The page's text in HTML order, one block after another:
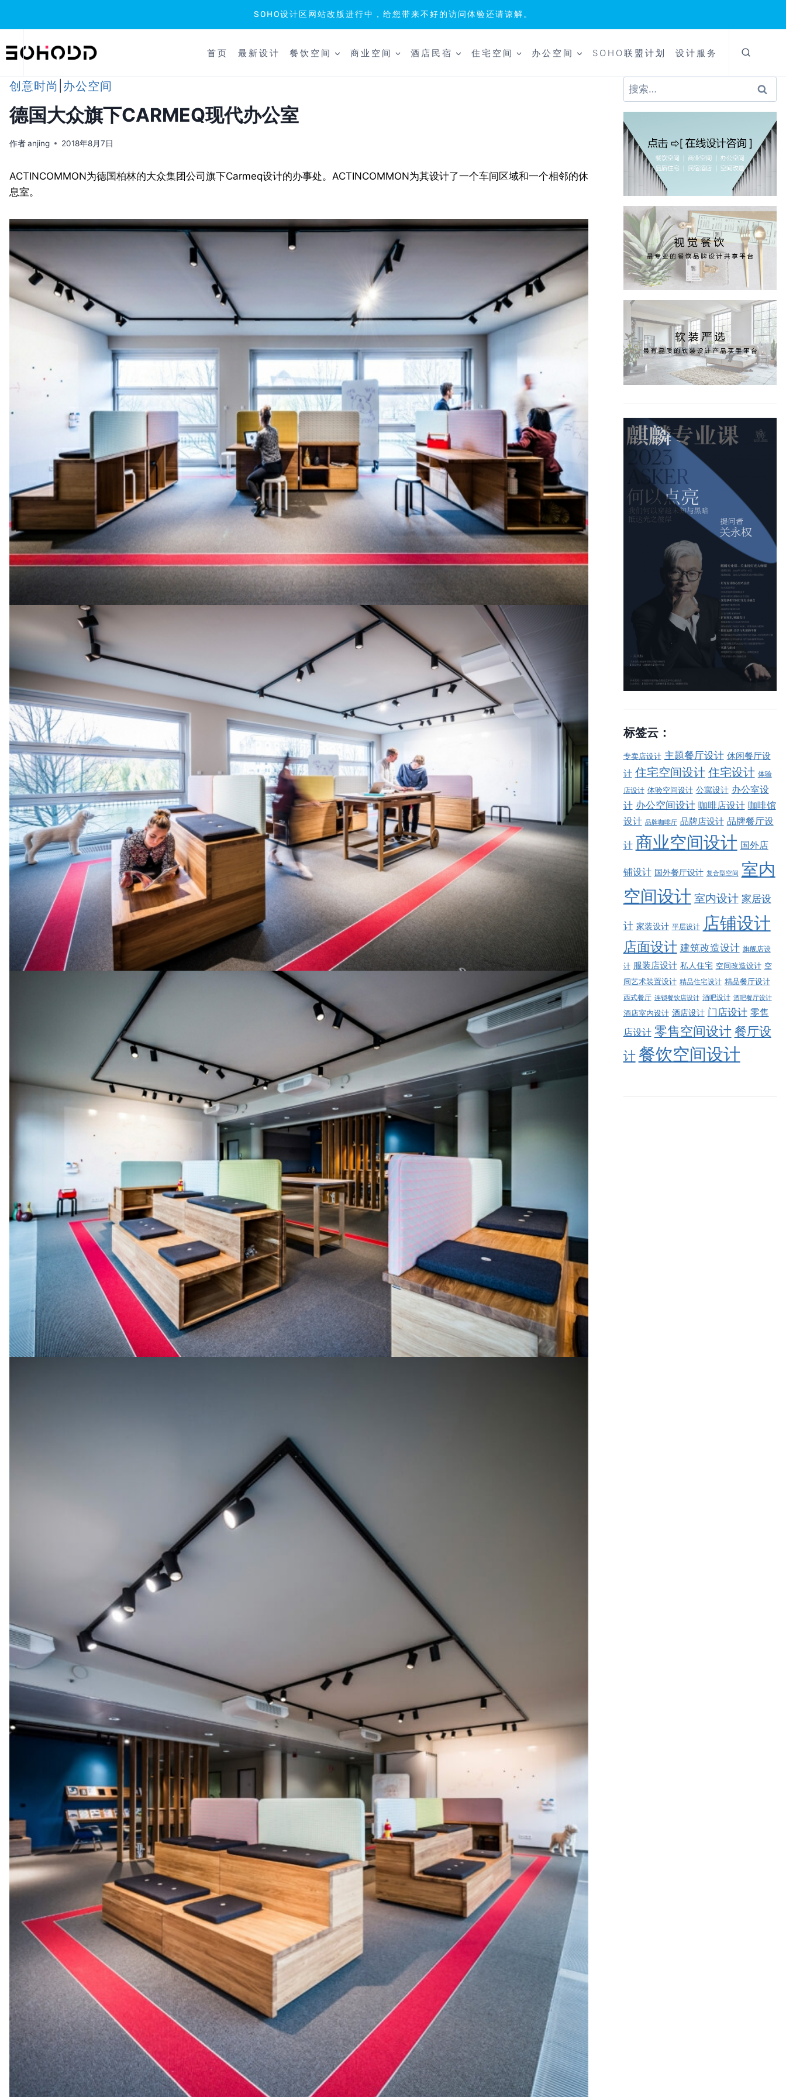
SOHO设计区网站改版进行中，给您带来不好的访问体验还请谅解。
到
首页 最新设计 餐饮空间 商业空间 酒店民宿 住宅空间 办公空间 SOHO联盟计划 设计服务
创意时尚 办公空间
德国大众旗下CARMEQ现代办公室
作者anjing 2018年8月7日
ACTINCOMMON为德国柏林的大众集团公司旗下Carmeq设计的办事处。ACTINCOMMON为其设计了一个车间区域和一个相邻的休
息室。
搜
索：
标签云：
专卖店设计 主题餐厅设计 休闲餐厅设
计 住宅空间设计 住宅设计 体验
店设计 体验空间设计 公寓设计 办公室设
计 办公空间设计 咖啡店设计 咖啡馆
设计 品牌咖啡厅 品牌店设计 品牌餐厅设
计 商业空间设计 国外店
铺设计 国外餐厅设计 复合型空间
室内
空间设计 室内设计 家居设
计 家装设计 平层设计 店铺设计
店面设计 建筑改造设计 旗舰店设
计 服装店设计 私人住宅 空间改造设计 空
间艺术装置设计 精品住宅设计 精品餐厅设计
西式餐厅 连锁餐饮店设计 酒吧设计 酒吧餐厅设计
酒店室内设计 酒店设计 门店设计 零售
店设计 零售空间设计 餐厅设
计 餐饮空间设计